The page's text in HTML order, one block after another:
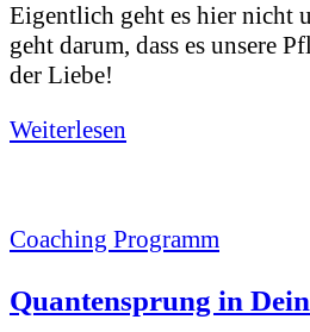
Eigentlich geht es hier nicht
geht darum, dass es unsere
der Liebe!
Weiterlesen
Coaching Programm
Quantensprung in